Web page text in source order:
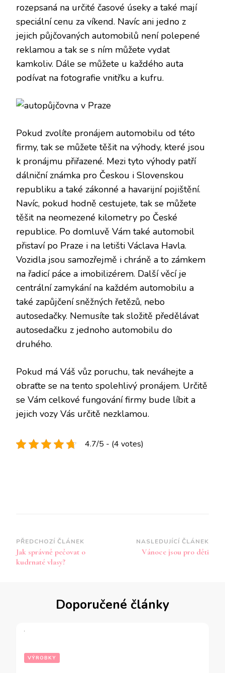
rozepsaná na určité časové úseky a také mají
speciální cenu za víkend. Navíc ani jedno z
jejich půjčovaných automobilů není polepené
reklamou a tak se s ním můžete vydat
kamkoliv. Dále se můžete u každého auta
podívat na fotografie vnitřku a kufru.
Pokud zvolíte pronájem automobilu od této
firmy, tak se můžete těšit na výhody, které jsou
k pronájmu přiřazené. Mezi tyto výhody patří
dálniční známka pro Českou i Slovenskou
republiku a také zákonné a havarijní pojištění.
Navíc, pokud hodně cestujete, tak se můžete
těšit na neomezené kilometry po České
republice. Po domluvě Vám také automobil
přistaví po Praze i na letišti Václava Havla.
Vozidla jsou samozřejmě i chráně a to zámkem
na řadicí páce a imobilizérem. Další věcí je
centrální zamykání na každém automobilu a
také zapůjčení sněžných řetězů, nebo
autosedačky. Nemusíte tak složitě předělávat
autosedačku z jednoho automobilu do
druhého.
Pokud má Váš vůz poruchu, tak neváhejte a
obraťte se na tento spolehlivý pronájem. Určitě
se Vám celkové fungování firmy bude líbit a
jejich vozy Vás určitě nezklamou.
4.7/5 - (4 votes)
Navigace
příspěvku
PŘEDCHOZÍ ČLÁNEK
Jak správně pečovat o
kudrnaté vlasy?
NASLEDUJÍCÍ ČLÁNEK
Vánoce jsou pro děti
Doporučené články
VÝROBKY